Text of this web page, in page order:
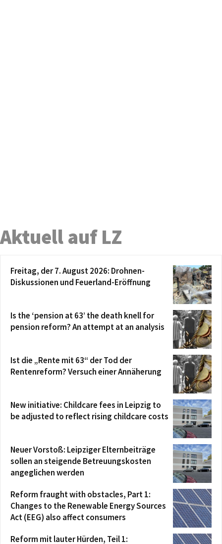
Aktuell auf LZ
Freitag, der 7. August 2026: Drohnen-
Diskussionen und Feuerland-Eröffnung
Is the ‘pension at 63’ the death knell for
pension reform? An attempt at an analysis
Ist die „Rente mit 63“ der Tod der
Rentenreform? Versuch einer Annäherung
New initiative: Childcare fees in Leipzig to
be adjusted to reflect rising childcare costs
Neuer Vorstoß: Leipziger Elternbeiträge
sollen an steigende Betreuungskosten
angeglichen werden
Reform fraught with obstacles, Part 1:
Changes to the Renewable Energy Sources
Act (EEG) also affect consumers
Reform mit lauter Hürden, Teil 1: